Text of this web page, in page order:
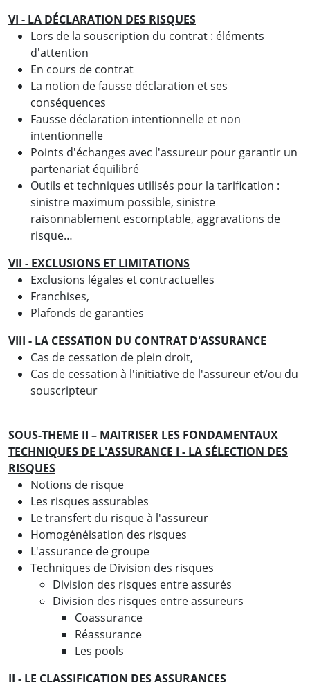
VI - LA DÉCLARATION DES RISQUES
Lors de la souscription du contrat : éléments
d'attention
En cours de contrat
La notion de fausse déclaration et ses
conséquences
Fausse déclaration intentionnelle et non
intentionnelle
Points d'échanges avec l'assureur pour garantir un
partenariat équilibré
Outils et techniques utilisés pour la tarification :
sinistre maximum possible, sinistre
raisonnablement escomptable, aggravations de
risque…
VII - EXCLUSIONS ET LIMITATIONS
Exclusions légales et contractuelles
Franchises,
Plafonds de garanties
VIII - LA CESSATION DU CONTRAT D'ASSURANCE
Cas de cessation de plein droit,
Cas de cessation à l'initiative de l'assureur et/ou du
souscripteur
SOUS-THEME II – MAITRISER LES FONDAMENTAUX
TECHNIQUES DE L'ASSURANCE I - LA SÉLECTION DES
RISQUES
Notions de risque
Les risques assurables
Le transfert du risque à l'assureur
Homogénéisation des risques
L'assurance de groupe
Techniques de Division des risques
Division des risques entre assurés
Division des risques entre assureurs
Coassurance
Réassurance
Les pools
II - LE CLASSIFICATION DES ASSURANCES